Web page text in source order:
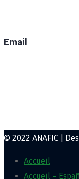
Email
© 2022 ANAFIC |
Accueil
Accueil –